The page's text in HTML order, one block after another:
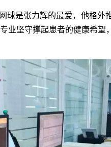
球是张力辉的最爱，他格
业坚守撑起患者的健康希望